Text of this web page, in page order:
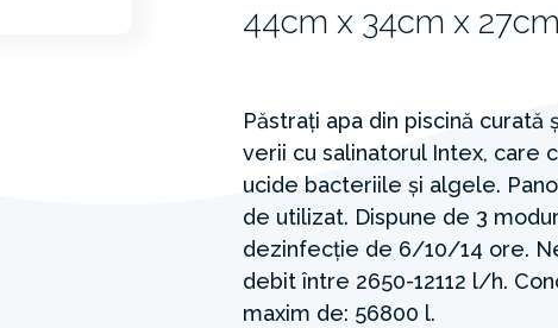
44cm x 34cm x 27cm
Păstrați apa din piscină
verii cu salinatorul Intex, care
ucide bacteriile și algele.
de utilizat. Dispune de 3
dezinfecție de 6/10/14 ore.
debit între 2650-12112 l/h.
maxim de: 56800 l.